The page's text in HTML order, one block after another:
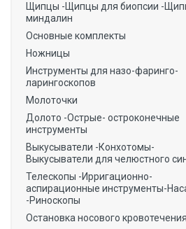
Щипцы -Щипцы для биопсии -
миндалин
Основные комплекты
Ножницы
Инструменты для назо-фаринго-
ларингоскопов
Молоточки
Долото -Острые- остроконечные
инструменты
Выкусыватели -Конхотомы-
Выкусыватели для челюстного
Телескопы -Ирригационно-
аспирационные инструменты-
-Риноскопы
Остановка носового кровотечения